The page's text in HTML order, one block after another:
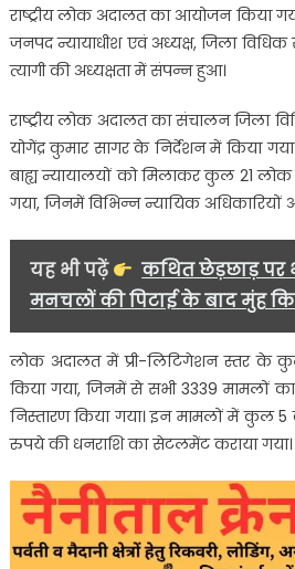
राष्ट्रीय लोक अदालत का आयोजन किया
जनपद न्यायाधीश एवं अध्यक्ष, जिला
त्यागी की अध्यक्षता में संपन्न हुआ।
राष्ट्रीय लोक अदालत का संचालन जिला
योगेंद्र कुमार सागर के निर्देशन में किया
बाह्य न्यायालयों को मिलाकर कुल 21
गया, जिनमें विभिन्न न्यायिक
यह भी पढ़ें
कथित छेड़छाड़ पर
मनचलों की पिटाई के बाद मुंह
लोक अदालत में प्री-लिटिगेशन स्तर के
किया गया, जिनमें से सभी 3339 मामलों
निस्तारण किया गया। इन मामलों में कुल
रुपये की धनराशि का सेटलमेंट कराया गया।